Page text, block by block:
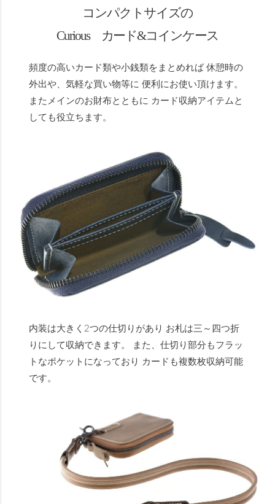
コンパクトサイズの
Curious カード&コインケース
頻度の高いカード類や小銭類をまとめれば 休憩時の
外出や、気軽な買い物等に 便利にお使い頂けます。
またメインのお財布とともに カード収納アイテムと
しても役立ちます。
内装は大きく2つの仕切りがあり お札は三～四つ折
りにして収納できます。 また、仕切り部分もフラッ
トなポケットになっており カードも複数枚収納可能
です。